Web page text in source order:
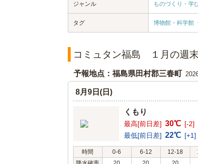
ジャンル ものづくり・学
タグ 博物館・科学館
コミュタン福島 １月の週
予報地点：福島県田村郡三春町
8月9日(日)
くもり
最高[前日差] 30℃ [-2]
最低[前日差] 22℃ [+1]
時間 0-6 6-12 12-18